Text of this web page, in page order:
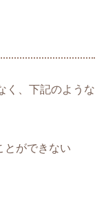
く、下記のような
とができない